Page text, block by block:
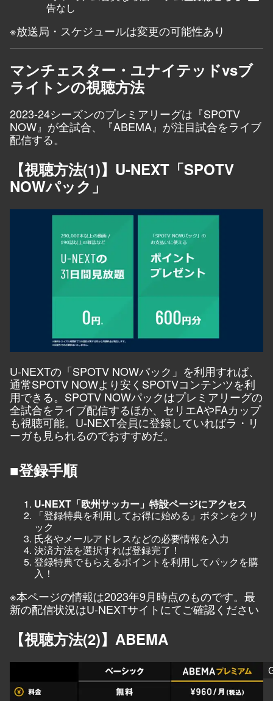
告なし
※放送局・スケジュールは変更の可能性あり
マンチェスター・ユナイテッドvsブ
ライトンの視聴方法
2023-24シーズンのプレミアリーグは『SPOTV
NOW』が全試合、『ABEMA』が注目試合をライブ
配信する。
【視聴方法(1)】U-NEXT「SPOTV
NOWパック」
U-NEXTの「SPOTV NOWパック」を利用すれば、
通常SPOTV NOWより安くSPOTVコンテンツを利
用できる。SPOTV NOWパックはプレミアリーグの
全試合をライブ配信するほか、セリエAやFAカップ
も視聴可能。U-NEXT会員に登録していればラ・リ
ーガも見られるのでおすすめだ。
■登録手順
U-NEXT「欧州サッカー」特設ページにアクセス
「登録特典を利用してお得に始める」ボタンをクリ
ック
氏名やメールアドレスなどの必要情報を入力
決済方法を選択すれば登録完了！
登録特典でもらえるポイントを利用してパックを購
入！
※本ページの情報は2023年9月時点のものです。最
新の配信状況はU-NEXTサイトにてご確認ください
【視聴方法(2)】ABEMA